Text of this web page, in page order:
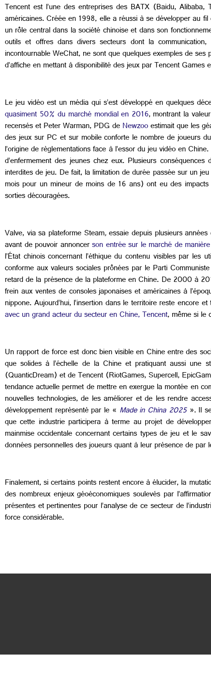
Tencent est l’une des entreprises des BATX (Baidu,
américaines. Créée en 1998, elle a réussi à se développer au
un rôle central dans la société chinoise et dans son
outils et offres dans divers secteurs dont la
incontournable WeChat, ne sont que quelques exemples de
d’affiche en mettant à disponibilité des jeux par Tencent
Le jeu vidéo est un média qui s’est développé en quelques
quasiment 50% du marché mondial en 2016, montrant la
recensés et Peter Warman, PDG deNewzooestimait que les
des jeux sur PC et sur mobile conforte le nombre de joueurs
l’origine de règlementations face à l’essor du jeu vidéo en
d’enfermement des jeunes chez eux. Plusieurs
interdites de jeu. De fait, la limitation de durée passée sur un
mois pour un mineur de moins de 16 ans) ont eu des impacts
sorties découragées.
Valve, via sa plateforme Steam,essaie depuis plusieurs
avant de pouvoir annoncerson entrée sur le marché de
l’État chinois concernant l’éthique du contenu visibles par
conforme aux valeurs sociales prônées par le Parti
retard de la présence de la plateforme en Chine. De 2000 à
frein aux ventes de consoles japonaises et américaines à
nippone. Aujourd’hui, l’insertion dans le territoire reste encore
avec un grand acteur du secteur en Chine, Tencent, même si le
Un rapport de force est donc bien visible en Chine entre des
que solides à l’échelle de la Chine et pratiquant aussi une
(QuanticDream) et de Tencent (RiotGames, Supercell,
tendance actuelle permet de mettre en exergue la montée en
nouvelles technologies, de les améliorer et de les rendre
développement représenté par le « Made in China 2025». Il
que cette industrie participera à terme au projet de
mainmise occidentale concernant certains types de jeu et le
données personnelles des joueurs quant à leur présence de par
Finalement, si certains points restent encore à élucider, la
des nombreux enjeux géoéconomiques soulevés par
présentes et pertinentes pour l’analyse de ce secteur de
force considérable.